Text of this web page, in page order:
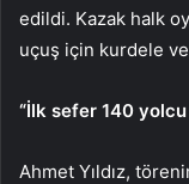
edildi. Kazak halk
uçuş için kurdele
“İlk sefer 140
Ahmet Yıldız,